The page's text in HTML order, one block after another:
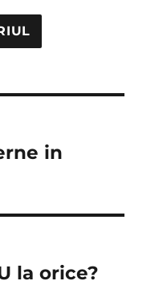
in
la orice?